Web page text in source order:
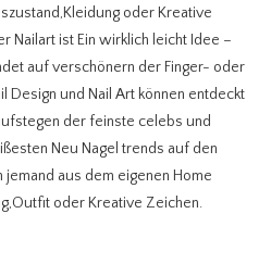
oder Kreative
Nailart ist Ein wirklich leicht Idee –
auf verschönern der Finger- oder
Design und Nail Art können entdeckt
der feinste celebs und
Neu Nagel trends auf den
aus dem eigenen Home
oder Kreative Zeichen.